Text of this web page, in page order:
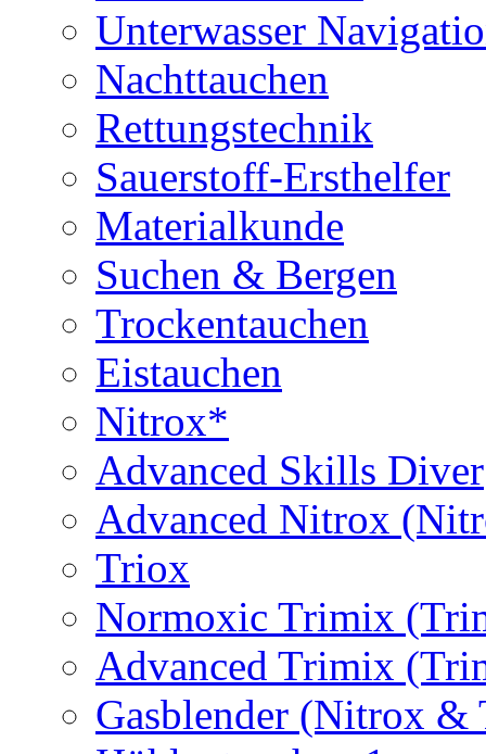
Unterwasser
Nachttauchen
Rettungstechnik
Sauerstoff-Ersthelfer
Materialkunde
Suchen & Bergen
Trockentauchen
Eistauchen
Nitrox*
Advanced Skills Diver
Advanced Nitrox
Triox
Normoxic Trimix
Advanced Trimix
Gasblender (Nitrox